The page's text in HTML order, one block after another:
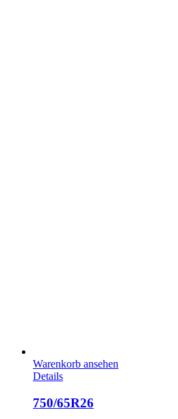
Warenkorb ansehen
Details
750/65R26